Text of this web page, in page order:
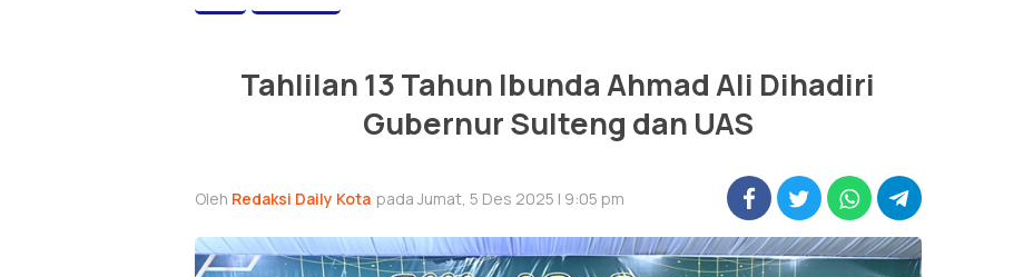
Tahlilan 13 Tahun Ibunda Ahmad Ali Dihadiri
Gubernur Sulteng dan UAS
Oleh Redaksi Daily Kota pada Jumat, 5 Des 2025 | 9:05 pm